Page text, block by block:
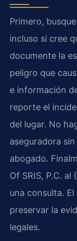
Primero,
incluso si cree
documente la
peligro que
e información
reporte el
del lugar. No
aseguradora
abogado.
Of SRIS, P.C.
una consulta.
preservar la
legales.